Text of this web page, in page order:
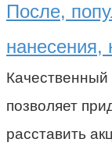
После,
позволяет
расставить